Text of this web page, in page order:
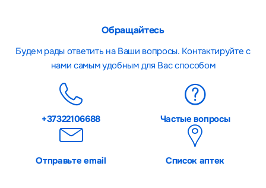
Обращайтесь
Будем рады ответить на Ваши вопросы. Контактируйте с
нами самым удобным для Вас способом
+37322106688 Частые вопросы
Отправьте email Список аптек